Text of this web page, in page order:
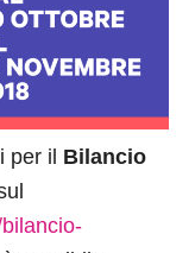
per il Bilancio